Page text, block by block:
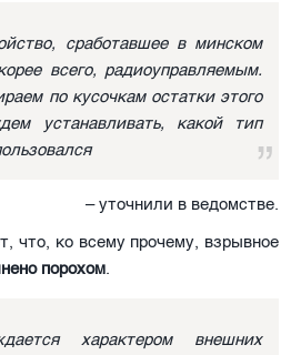
сработавшее в минском
всего, радиоуправляемым.
по кусочкам остатки этого
устанавливать, какой тип
– уточнили в ведомстве.
что, ко всему прочему, взрывное
порохом.
характером внешних